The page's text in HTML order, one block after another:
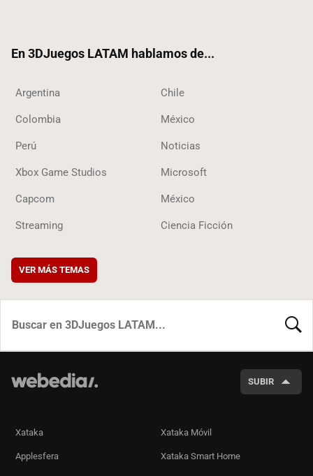
En 3DJuegos LATAM hablamos de...
Argentina Chile
Colombia México
Perú Noticias
Xbox Game Studios Microsoft
Capcom México
Streaming Ciencia Ficción
VER MÁS TEMAS
SUBIR
Xataka Xataka Móvil
Applesfera Xataka Smart Home